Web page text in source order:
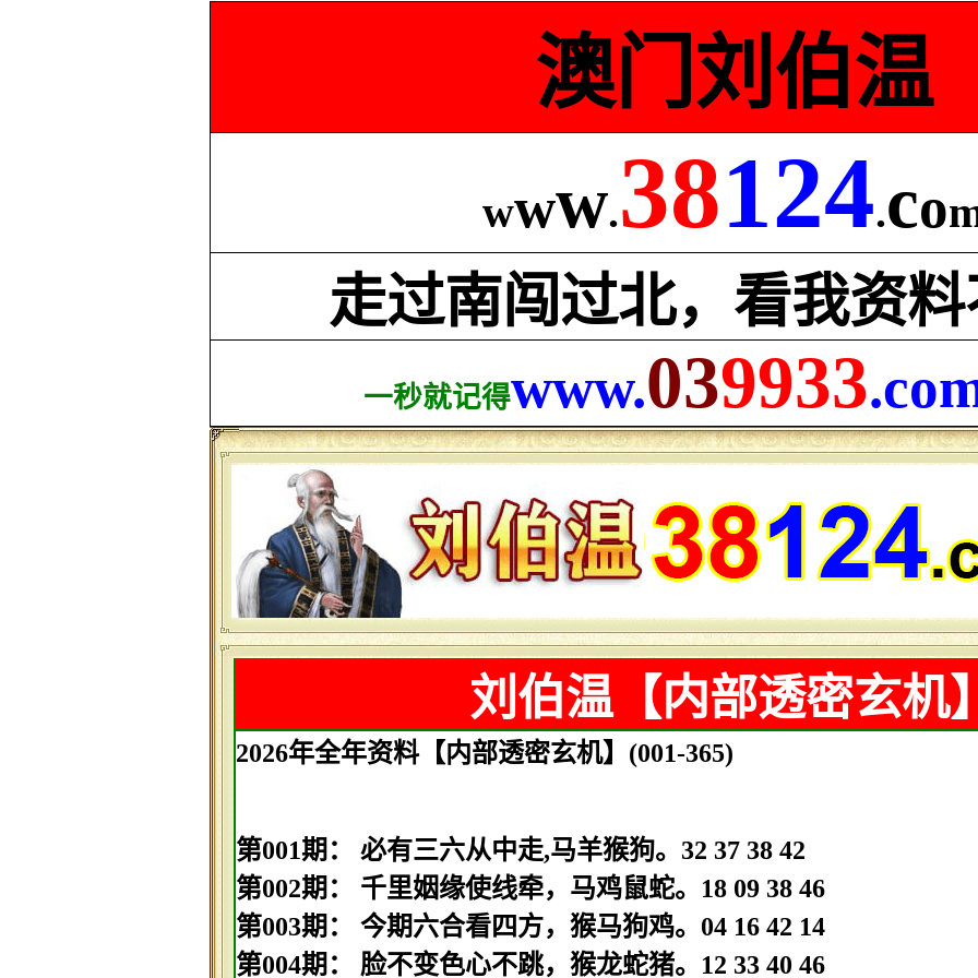
澳门刘伯温
www.38124.co
走过南闯过北，看我资
一秒就记得www.039933
刘伯温【内部透密玄机
2026年全年资料【内部透密玄机】(001-365)
第001期： 必有三六从中走,马羊猴狗。32 37 38 42
第002期： 千里姻缘使线牵，马鸡鼠蛇。18 09 38 46
第003期： 今期六合看四方，猴马狗鸡。04 16 42 14
第004期： 脸不变色心不跳，猴龙蛇猪。12 33 40 46